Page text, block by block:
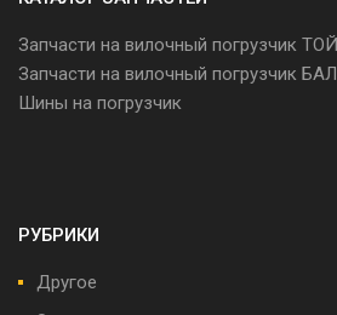
Запчасти на вилочный погрузчик
Запчасти на вилочный погрузчик
Шины на погрузчик
РУБРИКИ
Другое